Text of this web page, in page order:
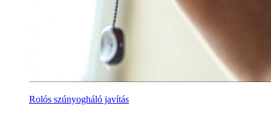
Rolós szúnyogháló javítás